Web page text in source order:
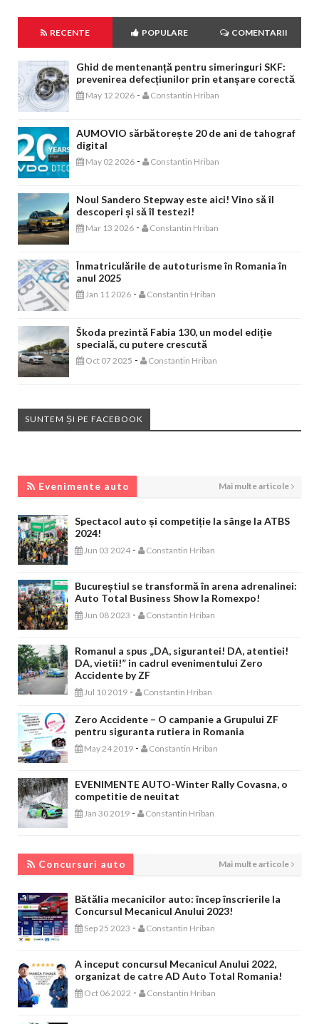
RECENTE POPULARE COMENTARII
Ghid de mentenanță pentru simeringuri SKF:
prevenirea defecțiunilor prin etanșare corectă
May 12 2026 - Constantin Hriban
AUMOVIO sărbătorește 20 de ani de tahograf
digital
May 02 2026 - Constantin Hriban
Noul Sandero Stepway este aici! Vino să îl
descoperi și să îl testezi!
Mar 13 2026 - Constantin Hriban
Înmatriculările de autoturisme în Romania în
anul 2025
Jan 11 2026 - Constantin Hriban
Škoda prezintă Fabia 130, un model ediție
specială, cu putere crescută
Oct 07 2025 - Constantin Hriban
SUNTEM ȘI PE FACEBOOK
Evenimente auto Mai multe articole
Spectacol auto și competiție la sânge la ATBS
2024!
Jun 03 2024 - Constantin Hriban
Bucureștiul se transformă în arena adrenalinei:
Auto Total Business Show la Romexpo!
Jun 08 2023 - Constantin Hriban
Romanul a spus „DA, sigurantei! DA, atentiei!
DA, vietii!” in cadrul evenimentului Zero
Accidente by ZF
Jul 10 2019 - Constantin Hriban
Zero Accidente – O campanie a Grupului ZF
pentru siguranta rutiera in Romania
May 24 2019 - Constantin Hriban
EVENIMENTE AUTO-Winter Rally Covasna, o
competitie de neuitat
Jan 30 2019 - Constantin Hriban
Concursuri auto Mai multe articole
Bătălia mecanicilor auto: încep înscrierile la
Concursul Mecanicul Anului 2023!
Sep 25 2023 - Constantin Hriban
A inceput concursul Mecanicul Anului 2022,
organizat de catre AD Auto Total Romania!
Oct 06 2022 - Constantin Hriban